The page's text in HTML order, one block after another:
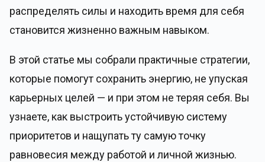
распределять силы и находить время для себя
становится жизненно важным навыком.
В этой статье мы собрали практичные стратегии,
которые помогут сохранить энергию, не упуская
карьерных целей — и при этом не теряя себя. Вы
узнаете, как выстроить устойчивую систему
приоритетов и нащупать ту самую точку
равновесия между работой и личной жизнью.